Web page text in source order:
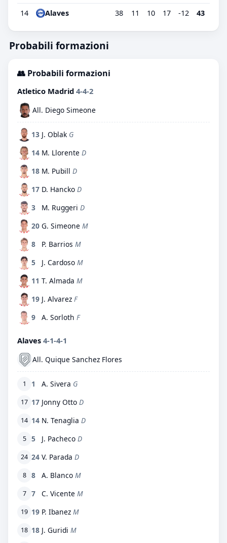
14 Alaves 38 11 10 17 -12 43
Probabili formazioni
👥 Probabili formazioni
Atletico Madrid 4-4-2
All. Diego Simeone
13 J. Oblak G
14 M. Llorente D
18 M. Pubill D
17 D. Hancko D
3
M. Ruggeri D
20 G. Simeone M
8
P. Barrios M
5
J. Cardoso M
11 T. Almada M
19 J. Alvarez F
9
A. Sorloth F
Alaves 4-1-4-1
All. Quique Sanchez Flores
1 1 A. Sivera G
17 17 Jonny Otto D
14 14 N. Tenaglia D
5 5 J. Pacheco D
24 24 V. Parada D
8 8 A. Blanco M
7 7 C. Vicente M
19 19 P. Ibanez M
18 18 J. Guridi M